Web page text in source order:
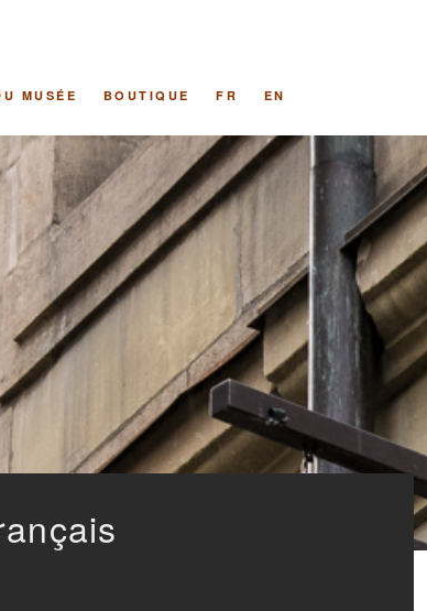
MUSÉE BOUTIQUE FR EN